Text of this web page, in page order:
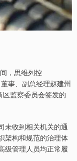
，思维列控
事、副总经理赵建州
监察委员会签发的
未收到相关机关的通
架构和规范的治理体
级管理人员均正常履